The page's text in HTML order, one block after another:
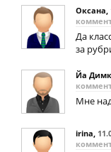
Оксана,
Да
за
Йа
Мне
irina,